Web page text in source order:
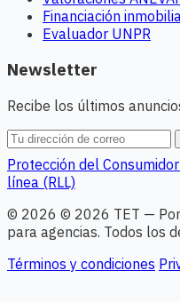
Financiación
Evaluador UNPR
Newsletter
Recibe los últimos
Protección del Consumidor
línea (RLL)
© 2026 © 2026 TET —
para agencias. Todos los
Términos y condiciones